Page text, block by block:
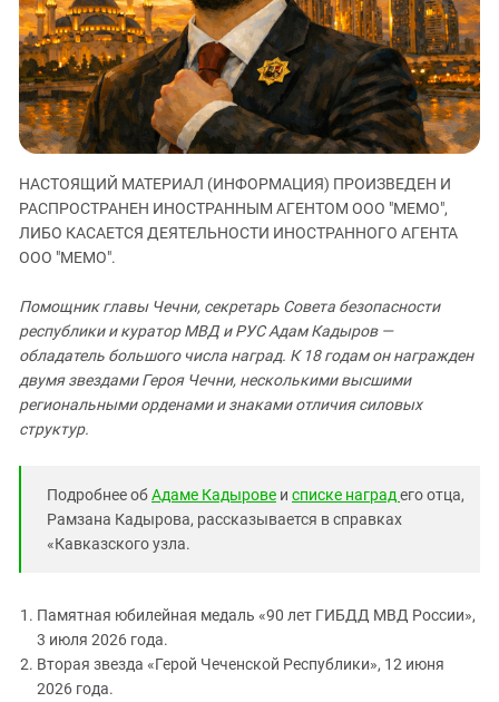
ЗАСТАВЛЯЕТ
КАВКАЗ ЗА ПАЛЕСТИНУ
ИНАКОМЫСЛИЕ В ЧЕЧНЕ
ПРЕСЛЕДОВАНИЕ АКТИВИСТОВ
МОБИЛИЗАЦИЯ И ПРОТЕСТЫ
Дагестан
Ингушетия
Кабардино-Балкария
Калмыкия
Карачаево-Черкесия
Краснодарский край
Нагорный Карабах
Российская Федерация
Северная Осетия - Алания
СКФО
Ставропольский край
Чечня
Южный Кавказ
ЮФО
НАСТОЯЩИЙ МАТЕРИАЛ (ИНФОРМАЦИЯ) ПРОИЗВЕДЕН И
РАСПРОСТРАНЕН ИНОСТРАННЫМ АГЕНТОМ ООО "МЕМО",
ЛИБО КАСАЕТСЯ ДЕЯТЕЛЬНОСТИ ИНОСТРАННОГО АГЕНТА
ООО "МЕМО".
Помощник главы Чечни, секретарь Совета безопасности
республики и куратор МВД и РУС Адам Кадыров —
обладатель большого числа наград. К 18 годам он награжден
двумя звездами Героя Чечни, несколькими высшими
региональными орденами и знаками отличия силовых
структур.
Подробнее обАдаме Кадырове и списке наград его отца,
Рамзана Кадырова, рассказывается в справках
«Кавказского узла.
Памятная юбилейная медаль «90 лет ГИБДД МВД России»,
3 июля 2026 года.
Вторая звезда «Герой Чеченской Республики», 12 июня
2026 года.